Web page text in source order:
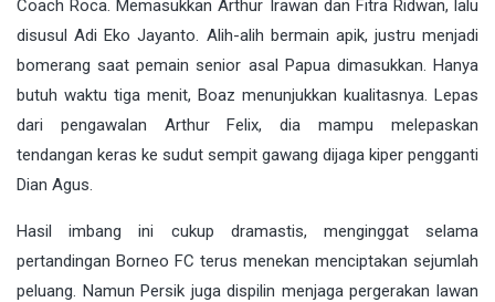
Coach Roca. Memasukkan Arthur Irawan dan Fitra Ridwan, lalu
disusul Adi Eko Jayanto. Alih-alih bermain apik, justru menjadi
bomerang saat pemain senior asal Papua dimasukkan. Hanya
butuh waktu tiga menit, Boaz menunjukkan kualitasnya. Lepas
dari pengawalan Arthur Felix, dia mampu melepaskan
tendangan keras ke sudut sempit gawang dijaga kiper pengganti
Dian Agus.
Hasil imbang ini cukup dramastis, menginggat selama
pertandingan Borneo FC terus menekan menciptakan sejumlah
peluang. Namun Persik juga dispilin menjaga pergerakan lawan